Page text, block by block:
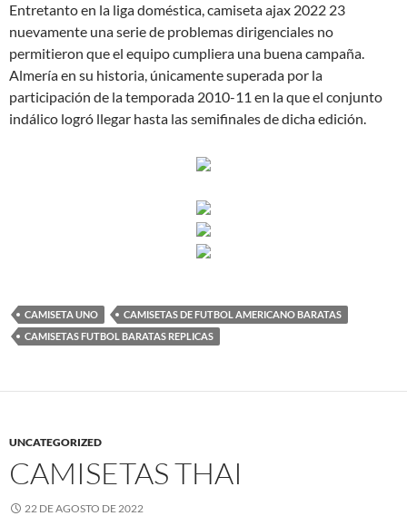
Entretanto en la liga doméstica, camiseta ajax 2022 23
nuevamente una serie de problemas dirigenciales no
permitieron que el equipo cumpliera una buena campaña.
Almería en su historia, únicamente superada por la
participación de la temporada 2010-11 en la que el conjunto
indálico logró llegar hasta las semifinales de dicha edición.
CAMISETA UNO
CAMISETAS DE FUTBOL AMERICANO BARATAS
CAMISETAS FUTBOL BARATAS REPLICAS
UNCATEGORIZED
CAMISETAS THAI
22 DE AGOSTO DE 2022